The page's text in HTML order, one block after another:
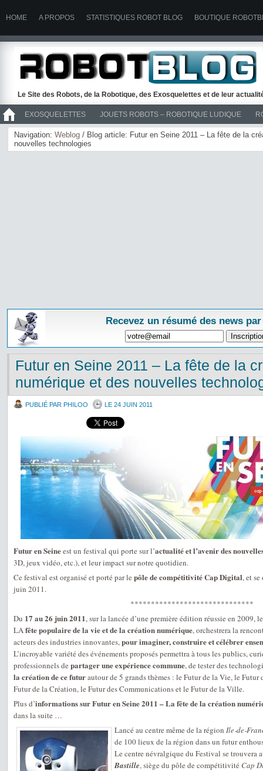
HOME A PROPOS STATISTIQUES ROBOT BLOG BOUTIQUE
Le Site des Robots, de la Robotique, des Exosquelettes et de leur
EXOSQUELETTES JOUETS ROBOTS – ROBOTIQUE LUDIQUE
>> ROBOTS
Navigation: Weblog / Blog article: Futur en Seine 2011 – La fête de la
nouvelles technologies
Recevez un résumé des news
Futur en Seine 2011 – La fête de la
numérique et des nouvelles
PUBLIÉ PAR PHILOO LE 24 JUIN 2011
Futur en Seineest un festival qui porte sur l’actualité et l’avenir des
3D, jeux vidéo, etc.), et leur impact sur notre quotidien.
Ce festival est organisé et porté par le pôle de compétitivité Cap Digital, et
juin 2011.
******************************
Du 17 au 26 juin 2011, sur la lancée d’une première édition réussie en 2009,
LAfête populaire de la vie et de la création numérique, orchestrera la
acteurs des industries innovantes,pour imaginer, construire et célébrer
L’incroyable variété des événements proposés permettra à tous les publics,
professionnels de partager une expérience commune, de tester des
la création de ce futurautour de 5 grands thèmes : le Futur de la Vie, le Futur
Futur de la Création, le Futur des Communications et le Futur de la Ville.
Plus d’informations sur Futur en Seine 2011 – La fête de la création
dans la suite …
Lancé au centre même de la région
de 100 lieux de la région dans un futur
Le centre névralgique du Festival se trouvera
Bastille, siège du pôle de compétitivité Cap